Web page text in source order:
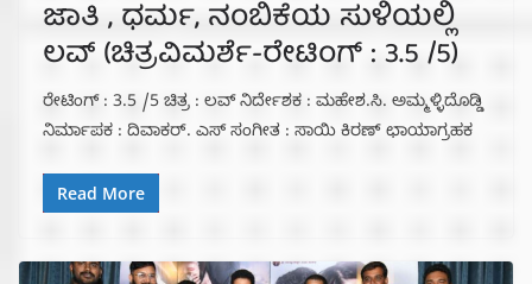
ಜಾತಿ , ಧರ್ಮ, ನಂಬಿಕೆಯ ಸುಳಿಯಲ್ಲಿ
ಲವ್ (ಚಿತ್ರವಿಮರ್ಶೆ-ರೇಟಿಂಗ್ : 3.5 /5)
ರೇಟಿಂಗ್ : 3.5 /5 ಚಿತ್ರ : ಲವ್ ನಿರ್ದೇಶಕ : ಮಹೇಶ.ಸಿ. ಅಮ್ಮಳ್ಳಿದೊಡ್ಡಿ
ನಿರ್ಮಾಪಕ : ದಿವಾಕರ್. ಎಸ್ ಸಂಗೀತ : ಸಾಯಿ ಕಿರಣ್ ಛಾಯಾಗ್ರಹಕ
Read More